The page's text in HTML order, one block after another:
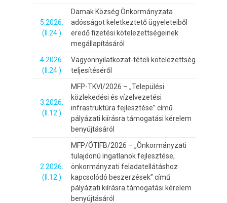
5.2026.
(II.24.)
Damak Község Önkormányzata
adósságot keletkeztető ügyeleteiből
eredő fizetési kötelezettségeinek
megállapításáról
4.2026.
(II.24.)
Vagyonnyilatkozat-tételi kötelezettség
teljesítéséről
3.2026.
(II.12.)
MFP-TKVI/2026 – „Települési
közlekedési és vízelvezetési
infrastruktúra fejlesztése” című
pályázati kiírásra támogatási kérelem
benyújtásáról
2.2026.
(II.12.)
MFP/ÖTIFB/2026 – „Önkormányzati
tulajdonú ingatlanok fejlesztése,
önkormányzati feladatellátáshoz
kapcsolódó beszerzések” című
pályázati kiírásra támogatási kérelem
benyújtásáról